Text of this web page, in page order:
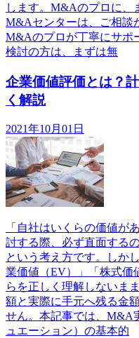
します。M&Aのプロに、
M&Aセンターは、ご相談
M&Aのプロが丁寧にサポ
検討の方は、まずは無
企業価値評価とは？
く解説
2021年10月01日
「自社はいくらの価値が
討する際、必ず直面する
という考え方です。しか
業価値（EV）」「株式価
らを正しく理解しないま
額と実際に手元へ残る金
せん。本記事では、M&A
ュエーション）の基本的